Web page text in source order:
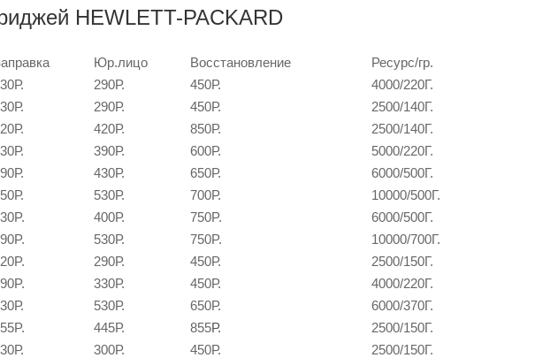
HEWLETT-PACKARD
Юр.лицо Восстановление
Ресурс/гр.
290Р. 450Р.
4000/220Г.
290Р. 450Р.
2500/140Г.
420Р. 850Р.
2500/140Г.
390Р. 600Р.
5000/220Г.
430Р. 650Р.
6000/500Г.
530Р. 700Р.
10000/500Г.
400Р. 750P.
6000/500Г.
530Р. 750P.
10000/700Г.
290Р. 450Р.
2500/150Г.
330Р. 450Р.
4000/220Г.
530Р. 650Р.
6000/370Г.
445Р. 855Р.
2500/150Г.
300Р. 450Р.
2500/150Г.